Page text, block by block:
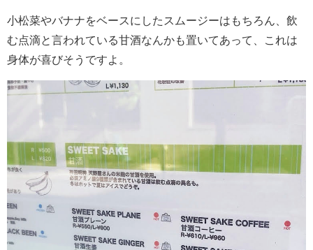
小松菜やバナナをベースにしたスムージーはもちろん、飲
む点滴と言われている甘酒なんかも置いてあって、これは
身体が喜びそうですよ。